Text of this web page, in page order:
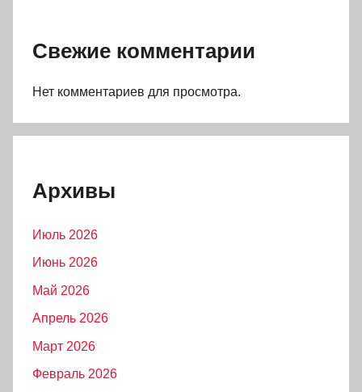
Свежие комментарии
Нет комментариев для просмотра.
Архивы
Июль 2026
Июнь 2026
Май 2026
Апрель 2026
Март 2026
Февраль 2026